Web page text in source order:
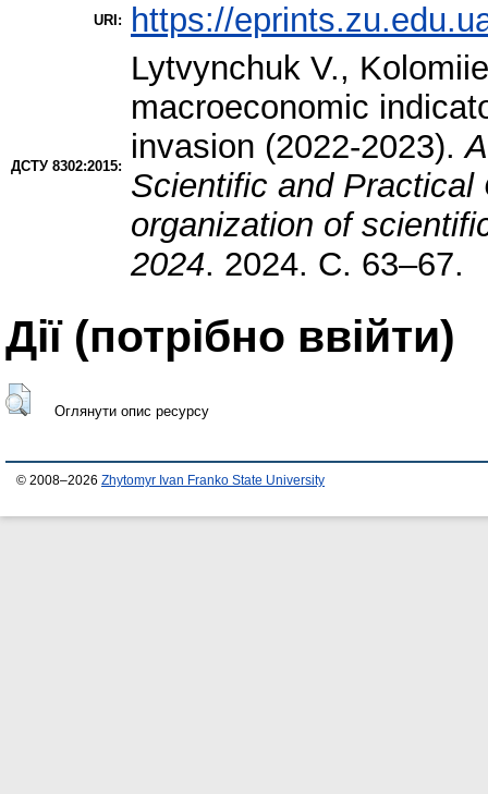
URI: https://
ДСТУ 8302:2015:
Lytvynchuk V.,
macroeconomic
invasion (2022-2023).
Scientific and Practical
organization of
2024. 2024. С. 63–67.
Дії ​​(потрібно ввійти)
Оглянути опис ресурсу
© 2008–2026 Zhytomyr Ivan Franko State University